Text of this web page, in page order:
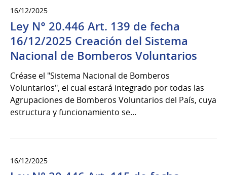
16/12/2025
Ley N° 20.446 Art. 139 de fecha
16/12/2025 Creación del Sistema
Nacional de Bomberos Voluntarios
Créase el "Sistema Nacional de Bomberos
Voluntarios", el cual estará integrado por todas las
Agrupaciones de Bomberos Voluntarios del País, cuya
estructura y funcionamiento se...
16/12/2025